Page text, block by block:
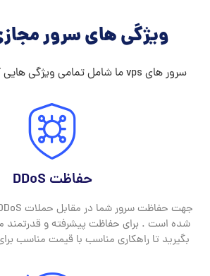
ویژگی های سرور
سرور های vps ما شامل تمامی ویژگی هایی که میخواهد است !
حفاظت DDoS
شده است . برای حفاظت پیشرفته و قدرتمند
بگیرید تا راهکاری مناسب با قیمت مناسب